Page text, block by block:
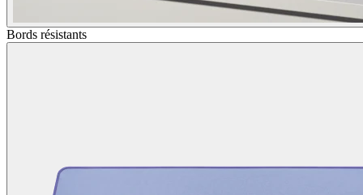
Bords résistants